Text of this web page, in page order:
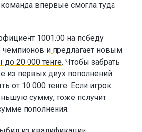
впервые смогла туда
1001.00 на победу
чемпионов и предлагает новым
до 20 000 тенге. Чтобы забрать
из первых двух пополнений
от 10 000 тенге. Если игрок
сумму, тоже получит
пополнения.
из квалификации